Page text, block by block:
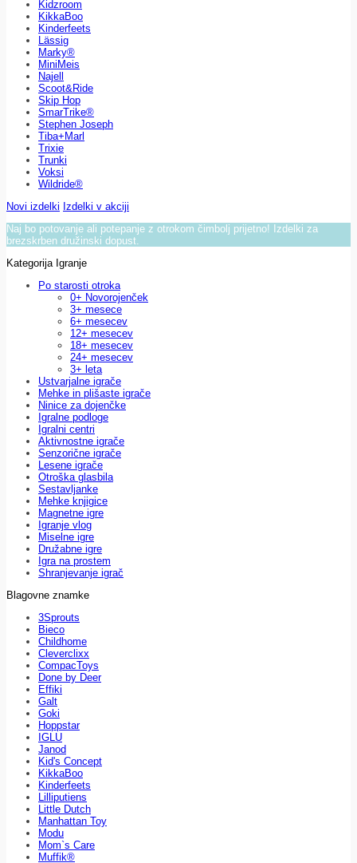
Kidzroom
KikkaBoo
Kinderfeets
Lässig
Marky®
MiniMeis
Najell
Scoot&Ride
Skip Hop
SmarTrike®
Stephen Joseph
Tiba+Marl
Trixie
Trunki
Voksi
Wildride®
Novi izdelki Izdelki v akciji
Naj bo potovanje ali potepanje z otrokom čimbolj prijetno! Izdelki za
brezskrben družinski dopust.
Kategorija Igranje
Po starosti otroka
0+ Novorojenček
3+ mesece
6+ mesecev
12+ mesecev
18+ mesecev
24+ mesecev
3+ leta
Ustvarjalne igrače
Mehke in plišaste igrače
Ninice za dojenčke
Igralne podloge
Igralni centri
Aktivnostne igrače
Senzorične igrače
Lesene igrače
Otroška glasbila
Sestavljanke
Mehke knjigice
Magnetne igre
Igranje vlog
Miselne igre
Družabne igre
Igra na prostem
Shranjevanje igrač
Blagovne znamke
3Sprouts
Bieco
Childhome
Cleverclixx
CompacToys
Done by Deer
Effiki
Galt
Goki
Hoppstar
IGLU
Janod
Kid's Concept
KikkaBoo
Kinderfeets
Lilliputiens
Little Dutch
Manhattan Toy
Modu
Mom`s Care
Muffik®